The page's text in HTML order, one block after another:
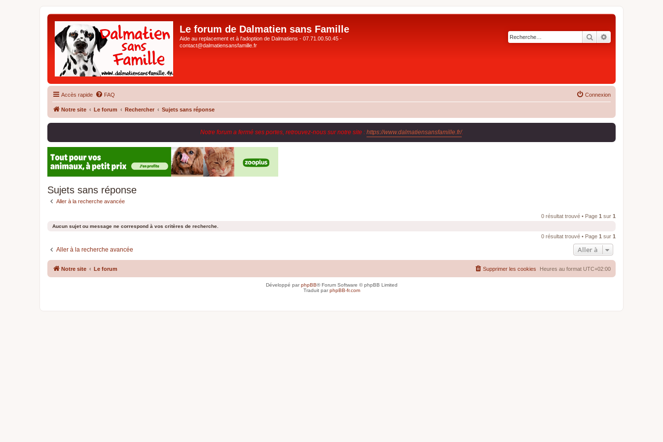
Le forum de Dalmatien sans Famille
Aide au replacement et à l'adoption de Dalmatiens - 07.71.00.50.45 -
contact@dalmatiensansfamille.fr
Rechercher
Accès rapide FAQ Connexion
Notre site Le forum Rechercher Sujets sans réponse
Notre forum a fermé ses portes, retrouvez-nous sur notre site : https://www.dalmatiensansfamille.fr/.
Sujets sans réponse
Aller à la recherche avancée
0 résultat trouvé • Page 1 sur 1
Aucun sujet ou message ne correspond à vos critères de recherche.
0 résultat trouvé • Page 1 sur 1
Aller à la recherche avancée Aller à
Notre site Le forum Heures au format UTC+02:00
Supprimer les cookies
Développé parphpBB® Forum Software © phpBB Limited
Traduit parphpBB-fr.com